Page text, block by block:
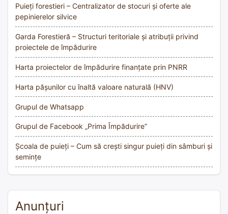
Puieți forestieri – Centralizator de stocuri și oferte ale
pepinierelor silvice
Garda Forestieră – Structuri teritoriale și atribuții privind
proiectele de împădurire
Harta proiectelor de împădurire finanțate prin PNRR
Harta pășunilor cu înaltă valoare naturală (HNV)
Grupul de Whatsapp
Grupul de Facebook „Prima Împădurire”
Școala de puieți – Cum să crești singur puieți din sâmburi și
semințe
Anunțuri